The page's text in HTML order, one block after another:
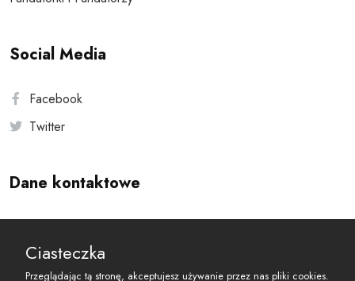
Social Media
Facebook
Twitter
Dane kontaktowe
reset@resetobywatelski.pl
Ciasteczka
Przeglądając tą stronę, akceptujesz używanie przez nas pliki cookies.